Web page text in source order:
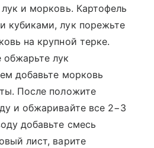
и морковь. Картофель
кубиками, лук порежьте
на крупной терке.
лук
добавьте морковь
После положите
и обжаривайте все 2−3
добавьте смесь
лист, варите